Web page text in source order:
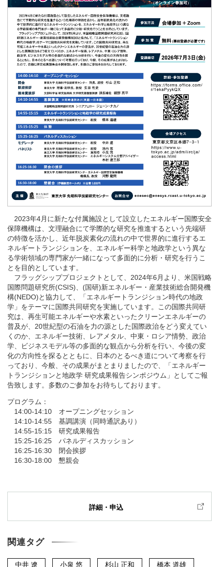
2023年4月に新たな付属施設として設立したエネルギー国際安全
保障機構は、文理融合にて学際的な研究を推進するという先端研
の特徴を活かし、近年脱炭素化の流れの中で世界的に進行するエ
ネルギートランジションを、エネルギー科学と地政学という異な
る学術領域の専門家が一緒になって多面的に分析・研究を行うこ
とを目的としています。
フラッグシッププロジェクトとして、2024年6月より、米国戦略
国際問題研究所(CSIS)、(国研)新エネルギー・産業技術総合開発機
構(NEDO)と協力して、「エネルギートランジション時代の地政
学」をテーマに国際共同研究を実施しています。この国際共同研
究は、再生可能エネルギーや水素といったクリーンエネルギーの
普及が、20世紀型の石油を力の源とした国際政治をどう変えてい
くのか、エネルギー技術、レアメタル、中東・ロシア情勢、政治
学、ビジネスモデル等の多面的な観点から分析を行い、今後の変
化の方向性を探るとともに、日本のとるべき道について考察を行
っており、今般、その成果がまとまりましたので、「エネルギー
トランジションと地政学 研究成果報告シンポジウム」としてご報
告致します。多数のご参加をお待ちしております。
プログラム：
14:00-14:10 オープニングセッション
14:10-14:55 基調講演（同時通訳あり）
14:55-15:15 研究成果報告
15:25-16:25 パネルディスカッション
16:25-16:30 閉会挨拶
16:30-18:00 懇親会
詳細・申込
関連タグ
中井 遼 小泉 悠 杉山 正和 橋本 道雄